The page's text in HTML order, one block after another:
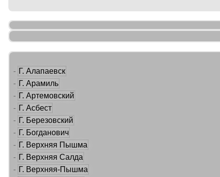
- Г. Алапаевск
- Г. Арамиль
- Г. Артемовский
- Г. Асбест
- Г. Березовский
- Г. Богданович
- Г. Верхняя Пышма
- Г. Верхняя Салда
- Г. Верхняя-Пышма